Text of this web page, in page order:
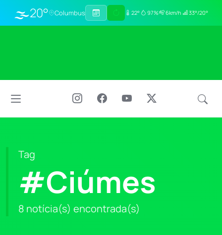
🌫️20° Columbus 22° 97% 6km/h 33°/20°
Tag
#Ciúmes
8 notícia(s) encontrada(s)